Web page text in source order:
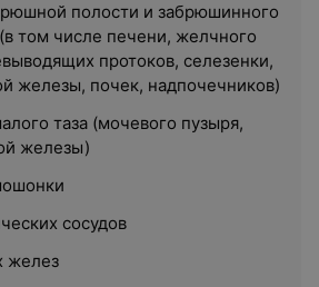
полости и забрюшинного
том числе печени, желчного
протоков, селезенки,
железы, почек, надпочечников)
таза (мочевого пузыря,
железы)
сосудов
желез